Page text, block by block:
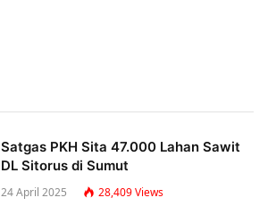
Satgas PKH Sita 47.000 Lahan Sawit
DL Sitorus di Sumut
24 April 2025 28,409Views